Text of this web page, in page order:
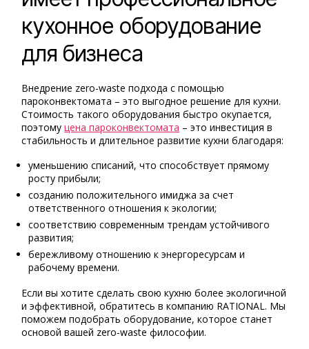
кухонное оборудование
для бизнеса
Внедрение zero-waste подхода с помощью
пароконвектомата – это выгодное решение для кухни.
Стоимость такого оборудования быстро окупается,
поэтомуцена пароконвектомата – это инвестиция в
стабильность и длительное развитие кухни благодаря:
уменьшению списаний, что способствует прямому
росту прибыли;
созданию положительного имиджа за счет
ответственного отношения к экологии;
соответствию современным трендам устойчивого
развития;
бережливому отношению к энергоресурсам и
рабочему времени.
Если вы хотите сделать свою кухню более экологичной
и эффективной, обратитесь в компанию RATIONAL. Мы
поможем подобрать оборудование, которое станет
основой вашей zero-waste философии.